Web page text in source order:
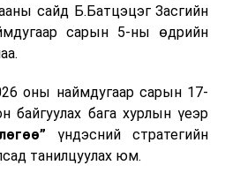
сургуулийн хүүхдийн
томуу, томуу төст
зэрэг зайлшгүй
сайд Н.Учрал онцоллоо.
ерөнхийлөн захирагч нарт
20 хувиар бууруулах,
сайд Б.Батцэцэг Засгийн
сарын 5-ны өдрийн
оны наймдугаар сарын 17-
байгуулах бага хурлын үеэр
үндэсний стратегийн
танилцуулах юм.